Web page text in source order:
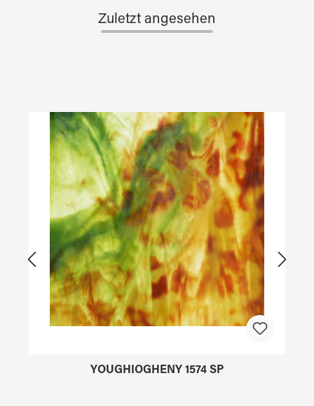
Zuletzt angesehen
Produktgalerie überspringen
YOUGHIOGHENY 1574 SP